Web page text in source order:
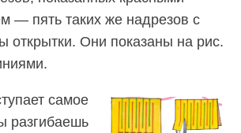
— пять таких же надрезов с
открытки. Они показаны на рис.
самое
разгибаешь